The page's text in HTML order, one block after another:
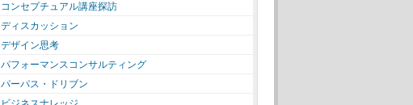
コンセプチュアル講座探訪
ディスカッション
デザイン思考
パフォーマンスコンサルティング
パーパス・ドリブン